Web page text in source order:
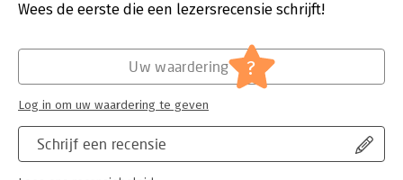
Wees de eerste die een lezersrecensie schrijft!
Schrijf een recensie
Uw waardering ?
Log in om uw waardering te geven